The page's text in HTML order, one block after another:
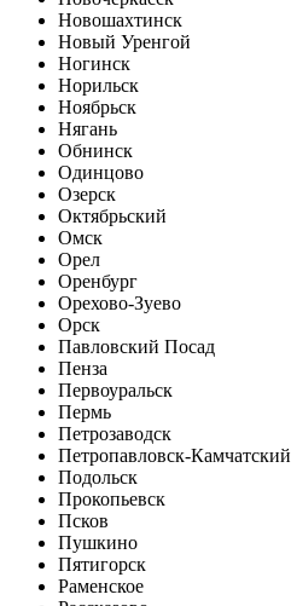
Новошахтинск
Новый Уренгой
Ногинск
Норильск
Ноябрьск
Нягань
Обнинск
Одинцово
Озерск
Октябрьский
Омск
Орел
Оренбург
Орехово-Зуево
Орск
Павловский Посад
Пенза
Первоуральск
Пермь
Петрозаводск
Петропавловск-Камчатский
Подольск
Прокопьевск
Псков
Пушкино
Пятигорск
Раменское